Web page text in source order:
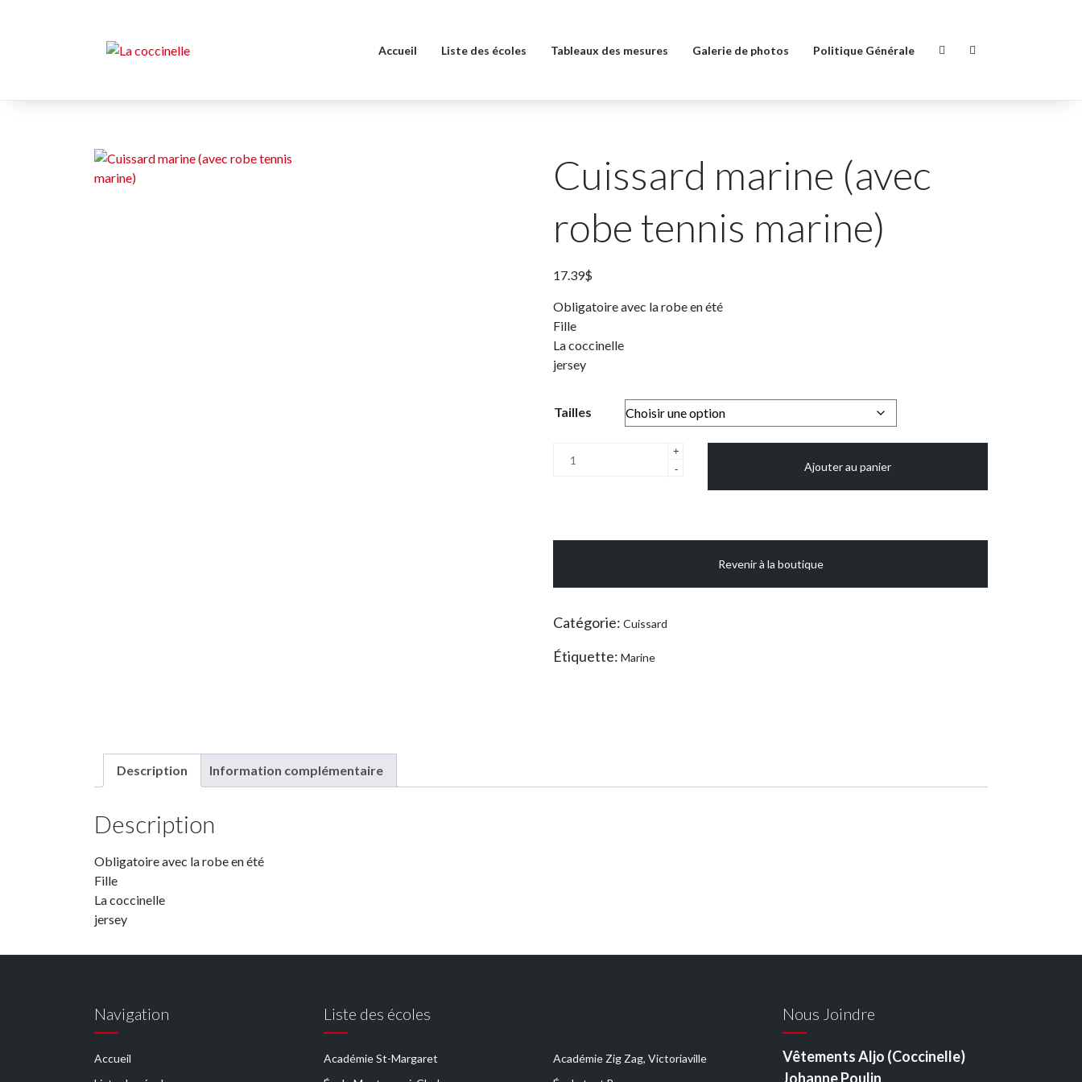
Accueil Liste des écoles Tableaux des mesures Galerie de photos Politique Générale
Cuissard marine (avec
robe tennis marine)
17.39$
Obligatoire avec la robe en été
Fille
La coccinelle
jersey
Tailles
marine)
+
-
Ajouter au panier
Revenir à la boutique
Catégorie: Cuissard
Étiquette: Marine
Description Information complémentaire
Description
Obligatoire avec la robe en été
Fille
La coccinelle
jersey
Navigation
Accueil
Liste des écoles
Académie St-Margaret
Académie Zig Zag, Victoriaville
Nous Joindre
Vêtements Aljo (Coccinelle)
Johanne Poulin